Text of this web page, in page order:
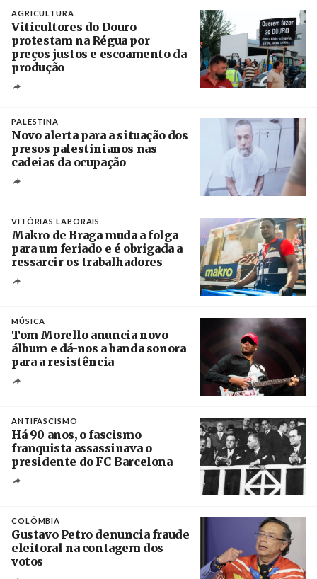
AGRICULTURA
Viticultores do Douro
protestam na Régua por
preços justos e escoamento da
produção
PALESTINA
Novo alerta para a situação dos
presos palestinianos nas
cadeias da ocupação
VITÓRIAS LABORAIS
Makro de Braga muda a folga
para um feriado e é obrigada a
ressarcir os trabalhadores
MÚSICA
Tom Morello anuncia novo
álbum e dá-nos a banda sonora
para a resistência
ANTIFASCISMO
Há 90 anos, o fascismo
franquista assassinava o
presidente do FC Barcelona
COLÔMBIA
Gustavo Petro denuncia fraude
eleitoral na contagem dos
votos